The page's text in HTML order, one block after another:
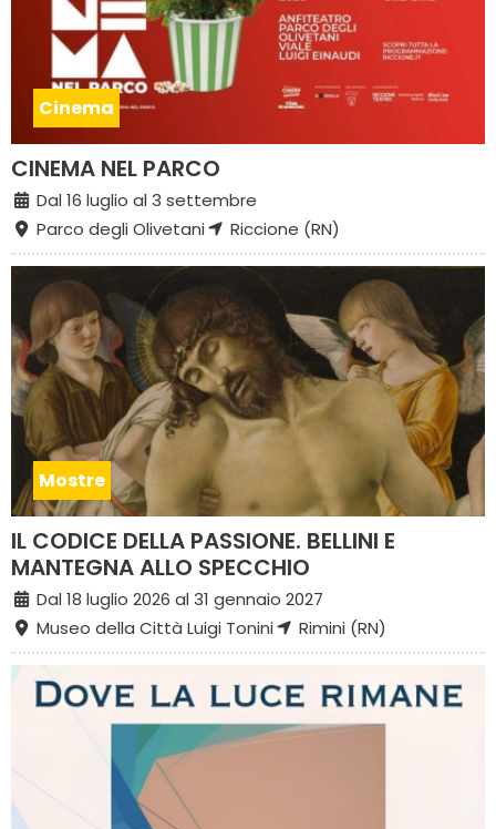
Cinema
CINEMA NEL PARCO
Dal 16 luglio al 3 settembre
Parco degli Olivetani
Riccione (RN)
Mostre
IL CODICE DELLA PASSIONE. BELLINI E
MANTEGNA ALLO SPECCHIO
Dal 18 luglio 2026 al 31 gennaio 2027
Museo della Città Luigi Tonini
Rimini (RN)